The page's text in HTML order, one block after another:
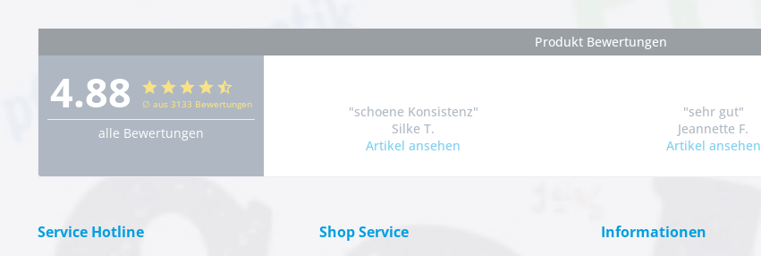
Produkt Bewertungen
4.88 ∅ aus 3133 Bewertungen
alle Bewertungen
"schoene Konsistenz"
Silke T.
Artikel ansehen
"sehr gut"
Jeannette F.
Artikel ansehen
Service Hotline Shop Service Informationen